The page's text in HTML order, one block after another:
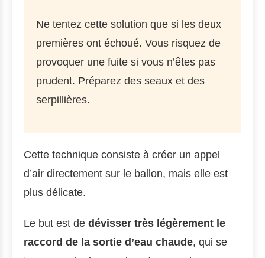
Ne tentez cette solution que si les deux
premières ont échoué. Vous risquez de
provoquer une fuite si vous n’êtes pas
prudent. Préparez des seaux et des
serpillières.
Cette technique consiste à créer un appel
d’air directement sur le ballon, mais elle est
plus délicate.
Le but est de dévisser très légèrement le
raccord de la sortie d’eau chaude, qui se